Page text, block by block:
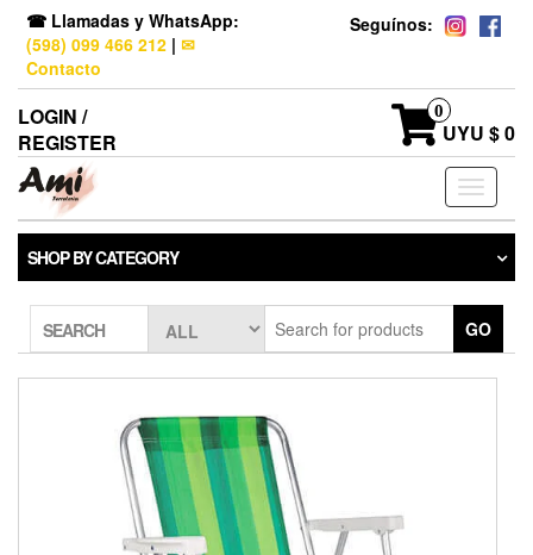
☎ Llamadas y WhatsApp:
(598) 099 466 212 | ✉
Contacto
Seguínos:
LOGIN /
REGISTER
0
UYU $ 0
Toggle
SHOP BY CATEGORY
SEARCH GO